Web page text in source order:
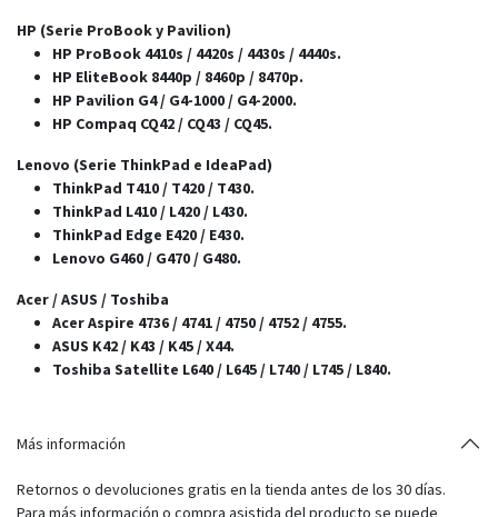
HP (Serie ProBook y Pavilion)
HP ProBook 4410s / 4420s / 4430s / 4440s.
HP EliteBook 8440p / 8460p / 8470p.
HP Pavilion G4 / G4-1000 / G4-2000.
HP Compaq CQ42 / CQ43 / CQ45.
Lenovo (Serie ThinkPad e IdeaPad)
ThinkPad T410 / T420 / T430.
ThinkPad L410 / L420 / L430.
ThinkPad Edge E420 / E430.
Lenovo G460 / G470 / G480.
Acer / ASUS / Toshiba
Acer Aspire 4736 / 4741 / 4750 / 4752 / 4755.
ASUS K42 / K43 / K45 / X44.
Toshiba Satellite L640 / L645 / L740 / L745 / L840.
Más información
Retornos o devoluciones gratis en la tienda antes de los 30 días.
Para más información o compra asistida del producto se puede